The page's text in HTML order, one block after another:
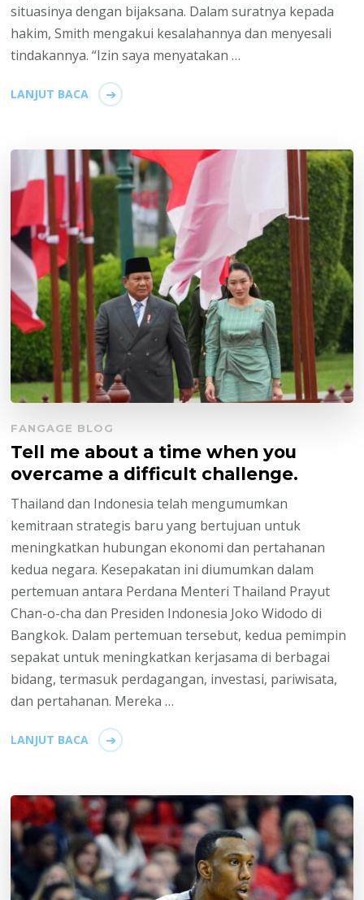
situasinya dengan bijaksana. Dalam suratnya kepada
hakim, Smith mengakui kesalahannya dan menyesali
tindakannya. “Izin saya menyatakan …
LANJUT BACA
FANGAGE BLOG
Tell me about a time when you
overcame a difficult challenge.
Thailand dan Indonesia telah mengumumkan
kemitraan strategis baru yang bertujuan untuk
meningkatkan hubungan ekonomi dan pertahanan
kedua negara. Kesepakatan ini diumumkan dalam
pertemuan antara Perdana Menteri Thailand Prayut
Chan-o-cha dan Presiden Indonesia Joko Widodo di
Bangkok. Dalam pertemuan tersebut, kedua pemimpin
sepakat untuk meningkatkan kerjasama di berbagai
bidang, termasuk perdagangan, investasi, pariwisata,
dan pertahanan. Mereka …
LANJUT BACA